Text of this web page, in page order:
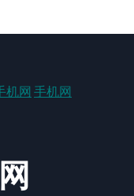
机网 手机网